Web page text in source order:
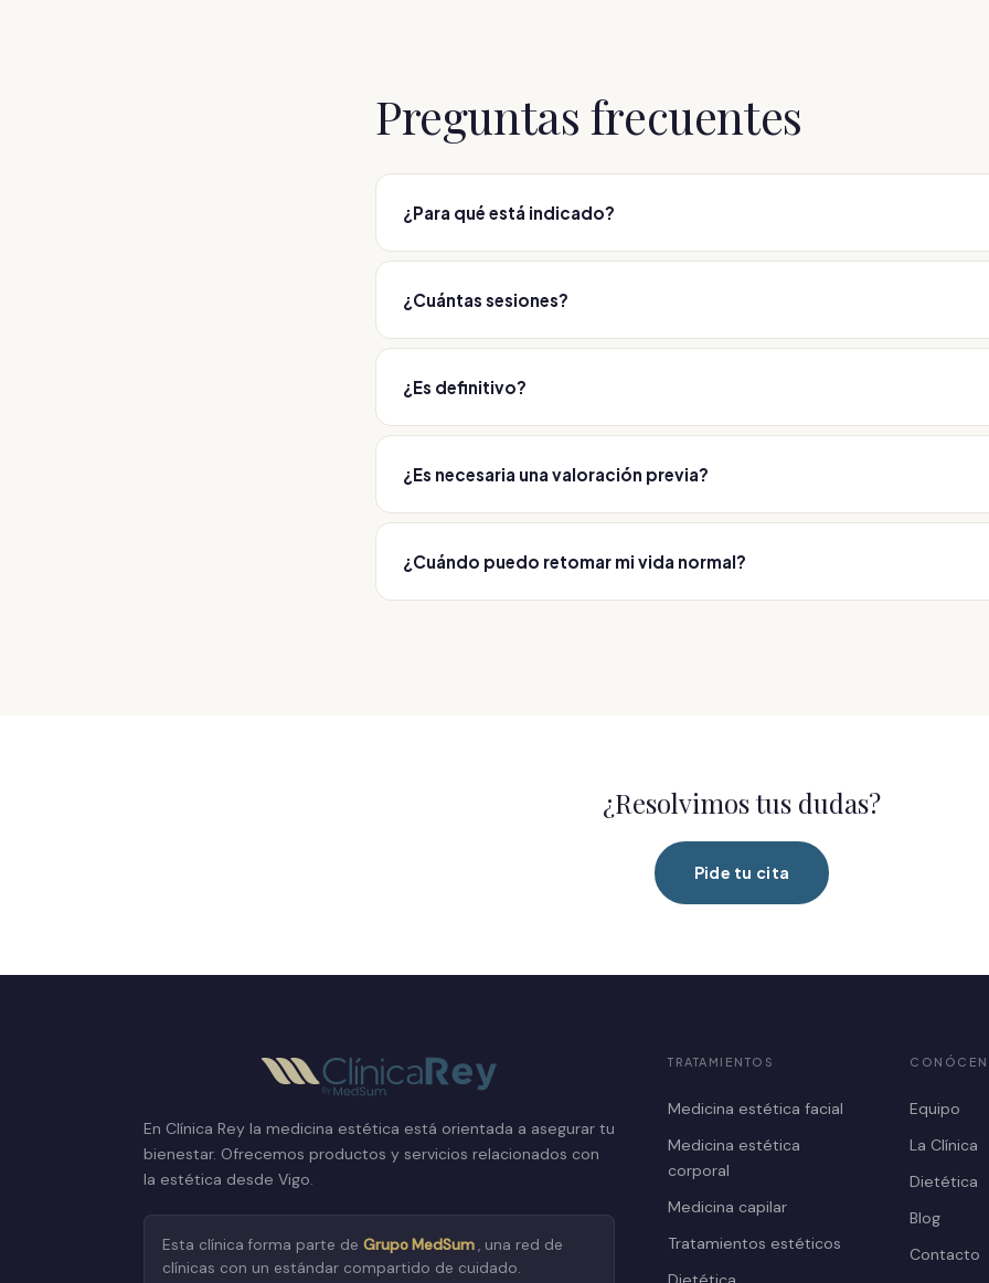
Preguntas frecuentes
¿Para qué está indicado?
Para varices reticulares y arañas vasculares de las piernas. El método
las sesiones se deciden en consulta médica.
¿Cuántas sesiones?
Depende del número y tipo de varíces; se valora en consulta.
¿Es definitivo?
Las lesiones tratadas desaparecen; pueden aparecer otras con el tiempo.
¿Es necesaria una valoración previa?
Sí. Cada tratamiento parte de una valoración médica para personalizarlo y
seguridad, buscando siempre un resultado natural.
¿Cuándo puedo retomar mi vida normal?
¿Resolvimos tus dudas?
Pide tu cita
En Clínica Rey la medicina estética está orientada a asegurar tu
bienestar. Ofrecemos productos y servicios relacionados con
la estética desde Vigo.
Esta clínica forma parte de Grupo MedSum, una red de
clínicas con un estándar compartido de cuidado.
TRATAMIENTOS
Medicina estética facial
Medicina estética
corporal
Medicina capilar
Tratamientos estéticos
Equipo
La Clínica
Dietética
Blog
Contacto